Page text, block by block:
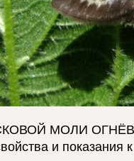
МОЛИ
и показания